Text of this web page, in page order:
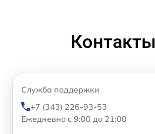
Контакты
Служба поддержки
+7 (343) 226-93-53
Ежедневно с 9:00 до 21:00